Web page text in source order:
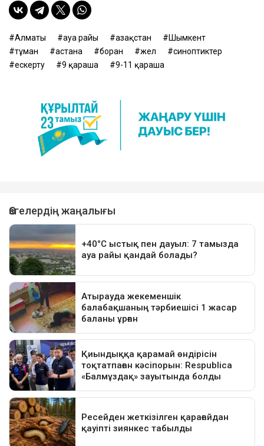
Алматы ауа райы Қазақстан
Шымкент
тұман
астана боран жел
синоптиктер
ескерту
9 қараша 9-11 қараша